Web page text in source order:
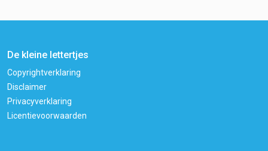
De kleine lettertjes
Copyrightverklaring
Disclaimer
Privacyverklaring
Licentievoorwaarden